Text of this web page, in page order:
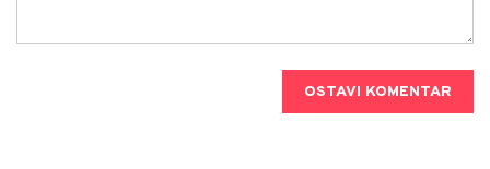
OSTAVI KOMENTAR